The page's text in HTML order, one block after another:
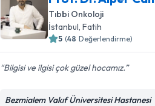
Tıbbi Onkoloji
İstanbul , Fatih
5 (48 Değerlendirme)
Bilgisi ve ilgisi çok güzel hocamız.
Bezmialem Vakıf Üniversitesi Hastanesi